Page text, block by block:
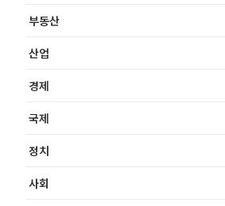
부동산
산업
경제
국제
정치
사회